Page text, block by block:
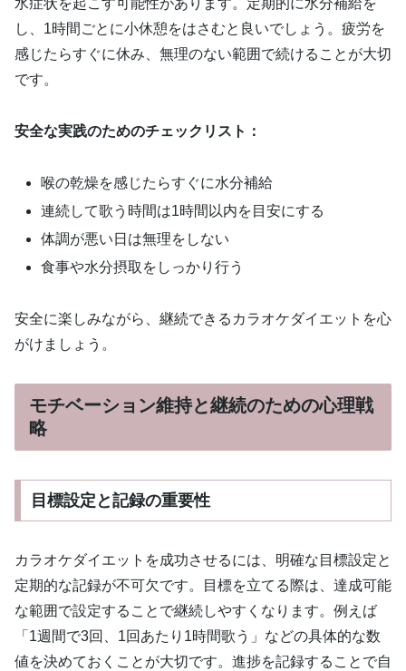
水症状を起こす可能性があります。定期的に水分補給を
し、1時間ごとに小休憩をはさむと良いでしょう。疲労を
感じたらすぐに休み、無理のない範囲で続けることが大切
です。
安全な実践のためのチェックリスト：
喉の乾燥を感じたらすぐに水分補給
連続して歌う時間は1時間以内を目安にする
体調が悪い日は無理をしない
食事や水分摂取をしっかり行う
安全に楽しみながら、継続できるカラオケダイエットを心
がけましょう。
モチベーション維持と継続のための心理戦
略
目標設定と記録の重要性
カラオケダイエットを成功させるには、明確な目標設定と
定期的な記録が不可欠です。目標を立てる際は、達成可能
な範囲で設定することで継続しやすくなります。例えば
「1週間で3回、1回あたり1時間歌う」などの具体的な数
値を決めておくことが大切です。進捗を記録することで自